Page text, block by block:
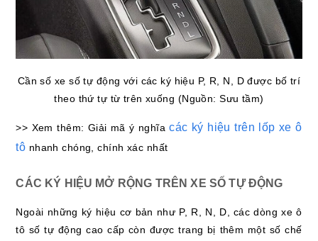
Cần số xe số tự động với các ký hiệu P, R, N, D được bố trí
theo thứ tự từ trên xuống (Nguồn: Sưu tầm)
>> Xem thêm: Giải mã ý nghĩacác ký hiệu trên lốp xe ô
tô nhanh chóng, chính xác nhất
CÁC KÝ HIỆU MỞ RỘNG TRÊN XE SỐ TỰ ĐỘNG
Ngoài những ký hiệu cơ bản như P, R, N, D, các dòng xe ô
tô số tự động cao cấp còn được trang bị thêm một số chế